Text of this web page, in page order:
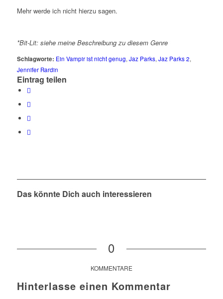
Mehr werde ich nicht hierzu sagen.
*Bit-Lit: siehe meine Beschreibung zu diesem Genre
Schlagworte: Ein Vampir ist nicht genug, Jaz Parks, Jaz Parks 2,
Jennifer Rardin
Eintrag teilen
Das könnte Dich auch interessieren
0
KOMMENTARE
Hinterlasse einen Kommentar